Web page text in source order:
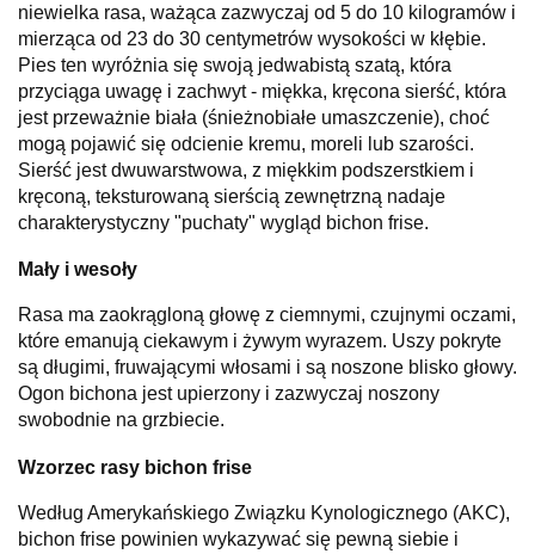
niewielka rasa, ważąca zazwyczaj od 5 do 10 kilogramów i
mierząca od 23 do 30 centymetrów wysokości w kłębie.
Pies ten wyróżnia się swoją jedwabistą szatą, która
przyciąga uwagę i zachwyt - miękka, kręcona sierść, która
jest przeważnie biała (śnieżnobiałe umaszczenie), choć
mogą pojawić się odcienie kremu, moreli lub szarości.
Sierść jest dwuwarstwowa, z miękkim podszerstkiem i
kręconą, teksturowaną sierścią zewnętrzną nadaje
charakterystyczny "puchaty" wygląd bichon frise.
Mały i wesoły
Rasa ma zaokrągloną głowę z ciemnymi, czujnymi oczami,
które emanują ciekawym i żywym wyrazem. Uszy pokryte
są długimi, fruwającymi włosami i są noszone blisko głowy.
Ogon bichona jest upierzony i zazwyczaj noszony
swobodnie na grzbiecie.
Wzorzec rasy bichon frise
Według Amerykańskiego Związku Kynologicznego (AKC),
bichon frise powinien wykazywać się pewną siebie i